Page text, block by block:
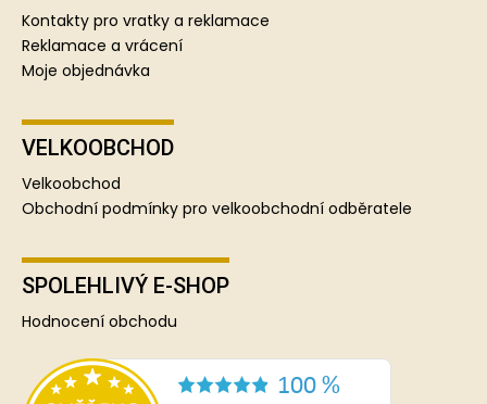
Kontakty pro vratky a reklamace
Reklamace a vrácení
Moje objednávka
VELKOOBCHOD
Velkoobchod
Obchodní podmínky pro velkoobchodní odběratele
SPOLEHLIVÝ E-SHOP
Hodnocení obchodu